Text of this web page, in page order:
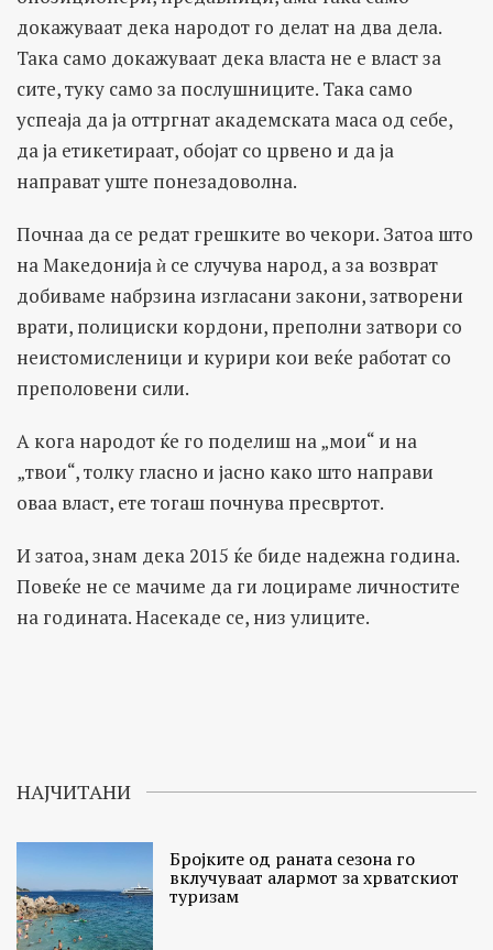
докажуваат дека народот го делат на два дела.
Така само докажуваат дека власта не е власт за
сите, туку само за послушниците. Така само
успеаја да ја оттргнат академската маса од себе,
да ја етикетираат, обојат со црвено и да ја
направат уште понезадоволна.
Почнаа да се редат грешките во чекори. Затоа што
на Македонија ѝ се случува народ, а за возврат
добиваме набрзина изгласани закони, затворени
врати, полициски кордони, преполни затвори со
неистомисленици и курири кои веќе работат со
преполовени сили.
А кога народот ќе го поделиш на „мои“ и на
„твои“, толку гласно и јасно како што направи
оваа власт, ете тогаш почнува пресвртот.
И затоа, знам дека 2015 ќе биде надежна година.
Повеќе не се мачиме да ги лоцираме личностите
на годината. Насекаде се, низ улиците.
НАЈЧИТАНИ
Бројките од раната сезона го
вклучуваат алармот за хрватскиот
туризам